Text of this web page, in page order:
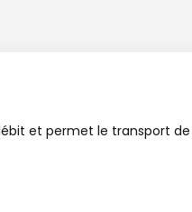
et permet le transport